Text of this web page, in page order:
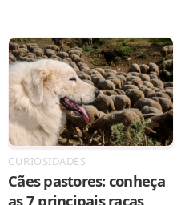
CURIOSIDADES
Cães pastores: conheça
as 7 principais raças